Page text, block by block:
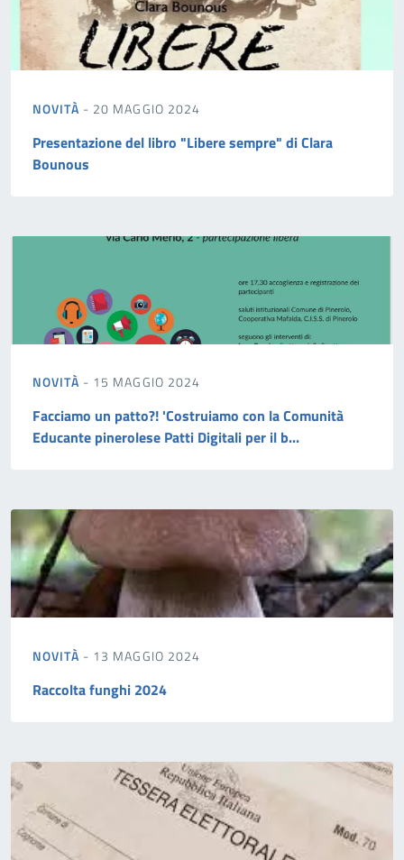
NOVITÀ - 20 MAGGIO 2024
Presentazione del libro "Libere sempre" di Clara
Bounous
NOVITÀ - 15 MAGGIO 2024
Facciamo un patto?! 'Costruiamo con la Comunità
Educante pinerolese Patti Digitali per il b...
NOVITÀ - 13 MAGGIO 2024
Raccolta funghi 2024